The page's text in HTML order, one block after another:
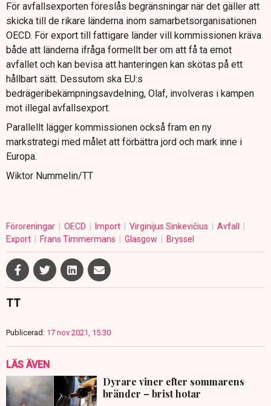
För avfallsexporten föreslås begränsningar när det gäller att
skicka till de rikare länderna inom samarbetsorganisationen
OECD. För export till fattigare länder vill kommissionen kräva
både att länderna ifråga formellt ber om att få ta emot
avfallet och kan bevisa att hanteringen kan skötas på ett
hållbart sätt. Dessutom ska EU:s
bedrägeribekämpningsavdelning, Olaf, involveras i kampen
mot illegal avfallsexport.
Parallellt lägger kommissionen också fram en ny
markstrategi med målet att förbättra jord och mark inne i
Europa.
Wiktor Nummelin/TT
Föroreningar OECD Import Virginijus Sinkevičius
Avfall
Export
Frans Timmermans Glasgow Bryssel
TT
Publicerad: 17 nov 2021, 15:30
LÄS ÄVEN
Dyrare viner efter sommarens
bränder – brist hotar